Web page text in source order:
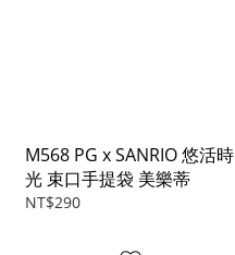
M568 PG x SANRIO 悠活時
光 束口手提袋 美樂蒂
NT$290